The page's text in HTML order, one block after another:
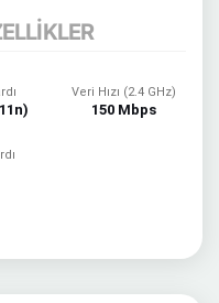
Veri Hızı (2.4 GHz)
150 Mbps